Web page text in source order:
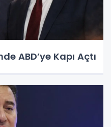
ABD’ye Kapı Açtı